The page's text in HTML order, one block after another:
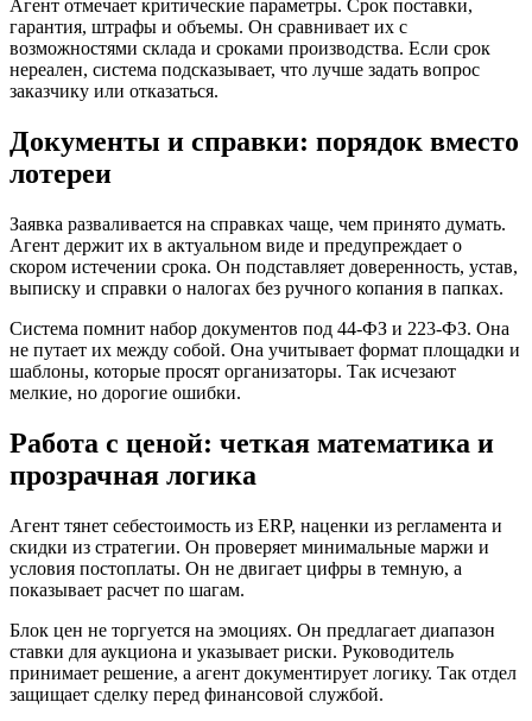
Агент отмечает критические параметры. Срок поставки,
гарантия, штрафы и объемы. Он сравнивает их с
возможностями склада и сроками производства. Если срок
нереален, система подсказывает, что лучше задать вопрос
заказчику или отказаться.
Документы и справки: порядок вместо
лотереи
Заявка разваливается на справках чаще, чем принято думать.
Агент держит их в актуальном виде и предупреждает о
скором истечении срока. Он подставляет доверенность, устав,
выписку и справки о налогах без ручного копания в папках.
Система помнит набор документов под 44-ФЗ и 223-ФЗ. Она
не путает их между собой. Она учитывает формат площадки и
шаблоны, которые просят организаторы. Так исчезают
мелкие, но дорогие ошибки.
Работа с ценой: четкая математика и
прозрачная логика
Агент тянет себестоимость из ERP, наценки из регламента и
скидки из стратегии. Он проверяет минимальные маржи и
условия постоплаты. Он не двигает цифры в темную, а
показывает расчет по шагам.
Блок цен не торгуется на эмоциях. Он предлагает диапазон
ставки для аукциона и указывает риски. Руководитель
принимает решение, а агент документирует логику. Так отдел
защищает сделку перед финансовой службой.